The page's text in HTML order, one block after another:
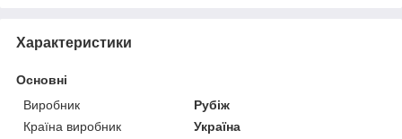
Характеристики
Основні
Виробник
Рубіж
Країна виробник
Україна